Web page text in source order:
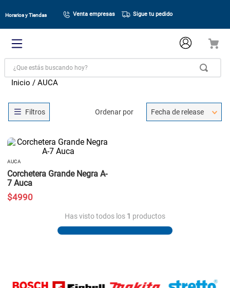
Horarios y Tiendas Venta empresas Sigue tu pedido
¿Que estás buscando hoy?
AUCA
Ordenar por Fecha de release
AUCA
Corchetera Grande Negra A-
7 Auca
$4990
Has visto todos los 1 productos